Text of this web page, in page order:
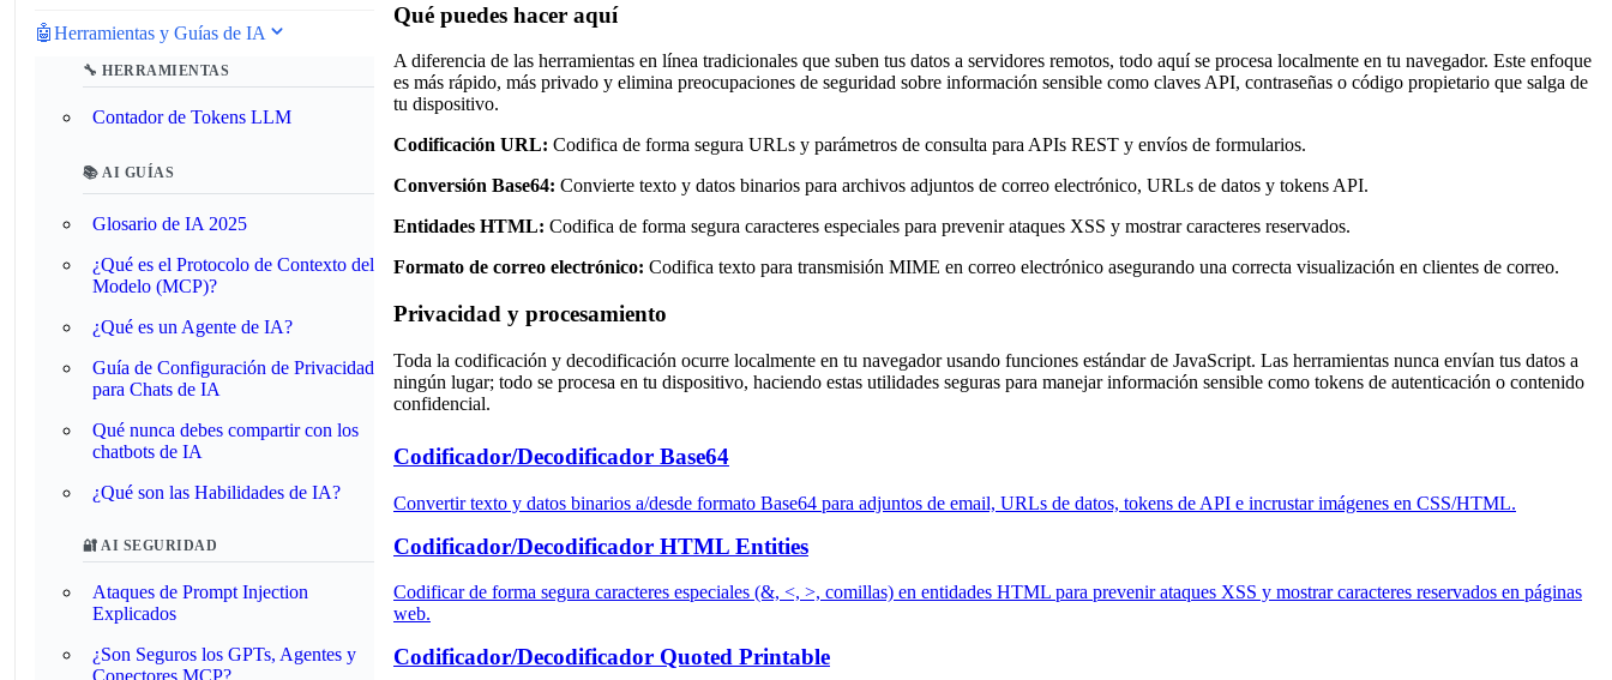
🤖Herramientas y Guías de IA
🔧 HERRAMIENTAS
Contador de Tokens LLM
📚 AI GUÍAS
Glosario de IA 2025
¿Qué es el Protocolo de Contexto del
Modelo (MCP)?
¿Qué es un Agente de IA?
Guía de Configuración de Privacidad
para Chats de IA
Qué nunca debes compartir con los
chatbots de IA
¿Qué son las Habilidades de IA?
🔐 AI SEGURIDAD
Ataques de Prompt Injection
Explicados
¿Son Seguros los GPTs, Agentes y
Conectores MCP?
Qué puedes hacer aquí
A diferencia de las herramientas en línea tradicionales que suben tus datos a servidores remotos, todo aquí se procesa localmente en tu navegador. Este enfoque
es más rápido, más privado y elimina preocupaciones de seguridad sobre información sensible como claves API, contraseñas o código propietario que salga de
tu dispositivo.
Codificación URL: Codifica de forma segura URLs y parámetros de consulta para APIs REST y envíos de formularios.
Conversión Base64: Convierte texto y datos binarios para archivos adjuntos de correo electrónico, URLs de datos y tokens API.
Entidades HTML: Codifica de forma segura caracteres especiales para prevenir ataques XSS y mostrar caracteres reservados.
Formato de correo electrónico: Codifica texto para transmisión MIME en correo electrónico asegurando una correcta visualización en clientes de correo.
Privacidad y procesamiento
Toda la codificación y decodificación ocurre localmente en tu navegador usando funciones estándar de JavaScript. Las herramientas nunca envían tus datos a
ningún lugar; todo se procesa en tu dispositivo, haciendo estas utilidades seguras para manejar información sensible como tokens de autenticación o contenido
confidencial.
Codificador/Decodificador Base64
Convertir texto y datos binarios a/desde formato Base64 para adjuntos de email, URLs de datos, tokens de API e incrustar imágenes en CSS/HTML.
Codificador/Decodificador HTML Entities
Codificar de forma segura caracteres especiales (&, <, >, comillas) en entidades HTML para prevenir ataques XSS y mostrar caracteres reservados en páginas
web.
Codificador/Decodificador Quoted Printable